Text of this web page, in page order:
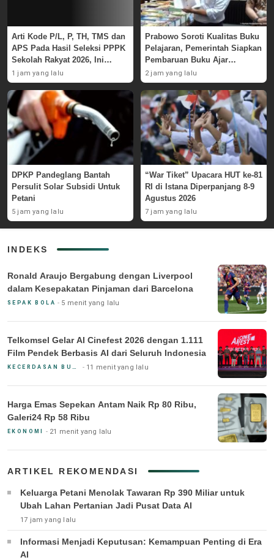
Arti Kode P/L, P, TH, TMS dan
APS Pada Hasil Seleksi PPPK
Sekolah Rakyat 2026, Ini
Penjelasan
1 jam yang lalu
Prabowo Soroti Kualitas Buku
Pelajaran, Pemerintah Siapkan
Pembaruan Buku Ajar
Nasional
2 jam yang lalu
DPKP Pandeglang Bantah
Persulit Solar Subsidi Untuk
Petani
5 jam yang lalu
“War Tiket” Upacara HUT ke-81
RI di Istana Diperpanjang 8-9
Agustus 2026
7 jam yang lalu
INDEKS
Ronald Araujo Bergabung dengan Liverpool
dalam Kesepakatan Pinjaman dari Barcelona
SEPAK BOLA 5 menit yang lalu
Telkomsel Gelar AI Cinefest 2026 dengan 1.111
Film Pendek Berbasis AI dari Seluruh Indonesia
KECERDASAN BUATAN & BIG DATA 11 menit yang lalu
Harga Emas Sepekan Antam Naik Rp 80 Ribu,
Galeri24 Rp 58 Ribu
EKONOMI 21 menit yang lalu
ARTIKEL REKOMENDASI
Keluarga Petani Menolak Tawaran Rp 390 Miliar untuk
Ubah Lahan Pertanian Jadi Pusat Data AI
17 jam yang lalu
Informasi Menjadi Keputusan: Kemampuan Penting di Era
AI